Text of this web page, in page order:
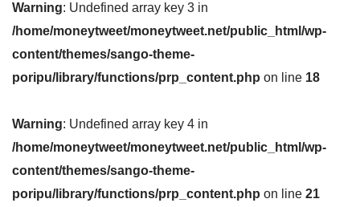
Warning: Undefined array key 3 in
/home/moneytweet/moneytweet.net/public_html/wp-
content/themes/sango-theme-
poripu/library/functions/prp_content.php on line 18
Warning: Undefined array key 4 in
/home/moneytweet/moneytweet.net/public_html/wp-
content/themes/sango-theme-
poripu/library/functions/prp_content.php on line 21